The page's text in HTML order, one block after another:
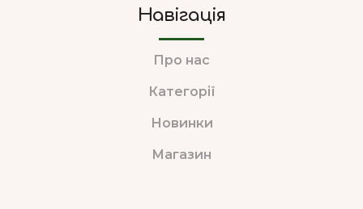
Навігація
Про нас
Категорії
Новинки
Магазин